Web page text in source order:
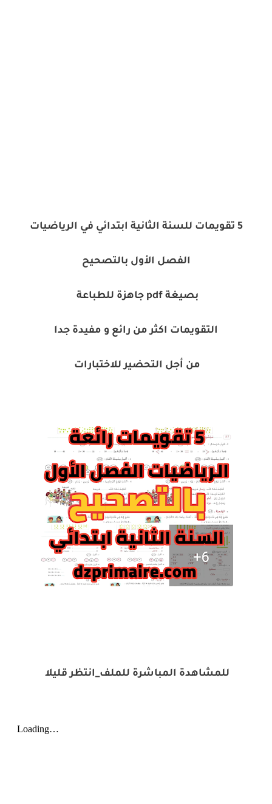
5 تقويمات للسنة الثانية ابتدائي في الرياضيات
الفصل الأول بالتصحيح
بصيغة pdf جاهزة للطباعة
التقويمات اكثر من رائع و مفيدة جدا
من أجل التحضير للاختبارات
للمشاهدة المباشرة للملف_انتظر قليلا